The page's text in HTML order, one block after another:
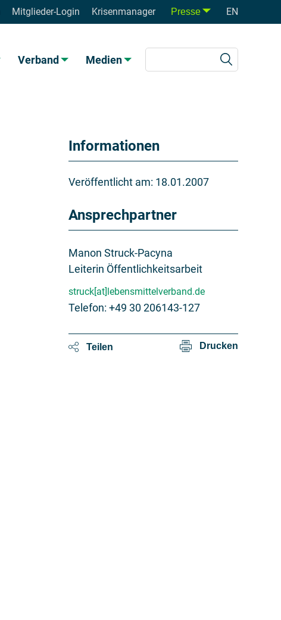
Mitglieder-Login Krisenmanager Presse EN
Verband Medien
Informationen
Veröffentlicht am: 18.01.2007
Ansprechpartner
Manon Struck-Pacyna
Leiterin Öffentlichkeitsarbeit
struck[at]lebensmittelverband.de
Telefon: +49 30 206143-127
Teilen Drucken